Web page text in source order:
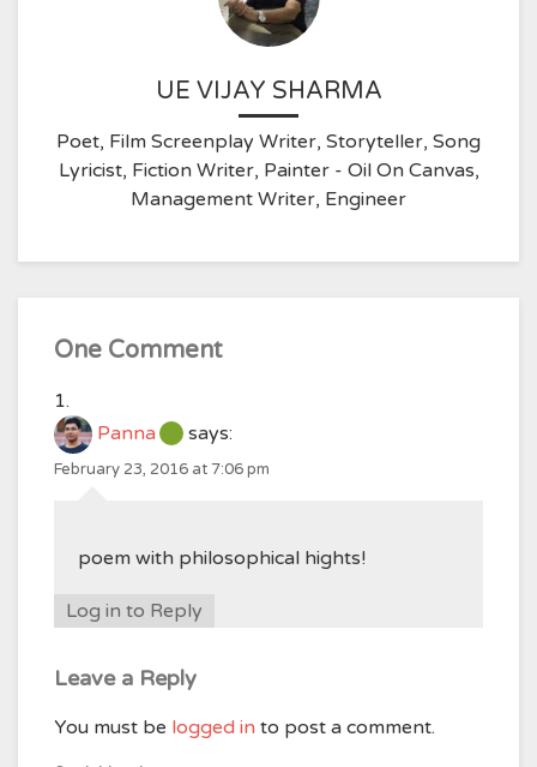
UE VIJAY SHARMA
Poet, Film Screenplay Writer, Storyteller, Song
Lyricist, Fiction Writer, Painter - Oil On Canvas,
Management Writer, Engineer
One Comment
Panna says:
February 23, 2016 at 7:06 pm
poem with philosophical hights!
Log in to Reply
Leave a Reply
You must be logged in to post a comment.